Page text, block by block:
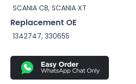
SCANIA CB, SCANIA XT
Replacement OE
1342747, 330655